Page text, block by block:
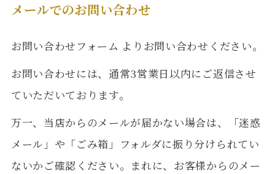
メールでのお問い合わせ
お問い合わせフォーム よりお問い合わせください。
お問い合わせには、通常3営業日以内にご返信させ
ていただいております。
万一、当店からのメールが届かない場合は、「迷惑
メール」や「ごみ箱」フォルダに振り分けられてい
ないかご確認ください。まれに、お客様からのメー